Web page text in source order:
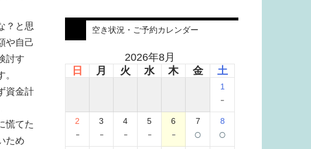
？と思
や自己
討す
資金計
慌てた
ため
空き状況・ご予約カレンダー
2026年8月
日
月 火 水 木 金 土
1
-
2
-
3
-
4
-
5
-
6
-
7
○
8
○